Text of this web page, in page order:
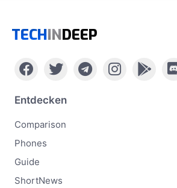
TECHINDEEP
Entdecken
Comparison
Phones
Guide
ShortNews